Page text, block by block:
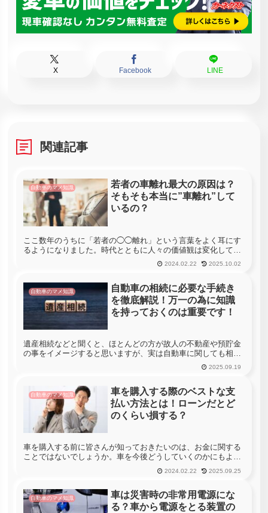
X Facebook LINE
関連記事
自動車のマメ知識
若者の車離れ最大の原因は？
そもそも本当に”車離れ”して
いるの？
ここ数年のうちに「若者の◯◯離れ」という言葉をよく耳にす
るようになりました。時代とともに人々の価値観は変化してい
き、世代間によるギャップが生じることは今に始まったことで
はありません。しかし、自動車の分野においては近年急激に販
2024.02.22 2025.10.02
自動車のマメ知識
自動車の相続に必要な手続き
を徹底解説！万一の為に知識
を持っておくのは重要です！
遺産相続などと聞くと、ほとんどの方が故人の不動産や預貯金
の事をイメージすると思いますが、実は自動車に関しても相続
される遺産に含まれると言う事をご存知でしょうか？そこで今
回は、故人が使用していた自動車の相続について、名義変更に
2025.09.19
自動車のマメ知識
車を購入する際のベストな支
払い方法とは！ローンだとど
のくらい損する？
車を購入する前に皆さんが知っておきたいのは、お金に関する
ことではないでしょうか。車を今後どうしていくのかにもより
ますが、決して安い金額で購入するわけではありません。多く
の場合は高い買い物となってしまうので賢く購入することがベ
2024.02.22 2025.09.25
自動車のマメ知識
車は災害時の非常用電源にな
る？車から電源をとる装置の